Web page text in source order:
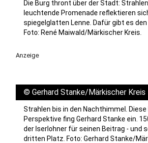
Die Burg thront über der Stadt:
leuchtende Promenade reflektieren
spiegelglatten Lenne. Dafür gibt es
Foto: René Maiwald/Märkischer Kreis.
Anzeige
© Gerhard Stanke/Märkischer Kreis
Strahlen bis in den Nachthimmel.
Perspektive fing Gerhard Stanke ein.
der Iserlohner für seinen Beitrag - und
dritten Platz. Foto: Gerhard Stanke/